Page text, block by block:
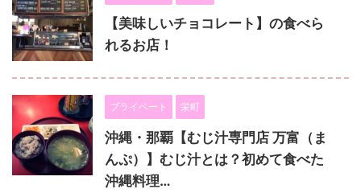
【美味しいチョコレート】の食べら
れるお店！
プライベート 栄町
沖縄・那覇【むじ汁専門店 万富（ま
んぷ）】むじ汁とは？初めて食べた
沖縄料理…